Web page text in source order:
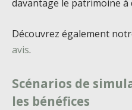
davantage le patrimoine à
Découvrez également
avis.
Scénarios de
les bénéfices